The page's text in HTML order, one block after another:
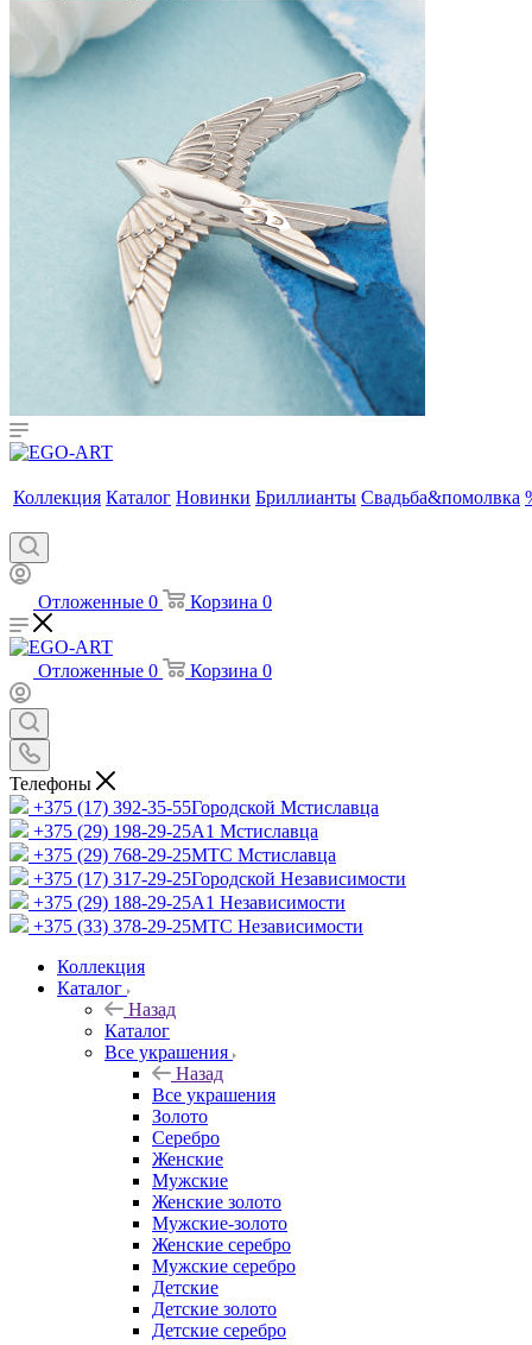
Коллекция Каталог Новинки Бриллианты Свадьба&помолвка
Отложенные 0 Корзина 0
Отложенные 0 Корзина 0
Телефоны
+375 (17) 392-35-55Городской Мстиславца
+375 (29) 198-29-25A1 Мстиславца
+375 (29) 768-29-25МТС Мстиславца
+375 (17) 317-29-25Городской Независимости
+375 (29) 188-29-25A1 Независимости
+375 (33) 378-29-25МТС Независимости
Коллекция
Каталог
Назад
Каталог
Все украшения
Назад
Все украшения
Золото
Серебро
Женские
Мужские
Женские золото
Мужские-золото
Женские серебро
Мужские серебро
Детские
Детские золото
Детские серебро